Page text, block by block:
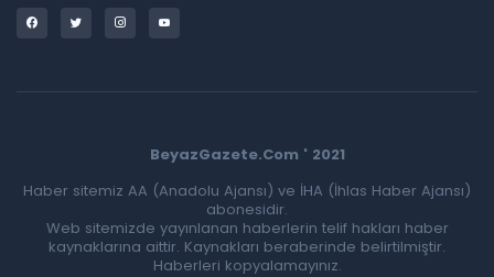
BeyazGazete.Com ' 2021
Haber sitemiz AA (Anadolu Ajansı) ve İHA (İhlas Haber Ajansı)
abonesidir.
Web sitemizde yayınlanan haberlerin telif hakları haber
kaynaklarına aittir. Kaynakları beraberinde belirtilmiştir.
Haberleri kopyalamayınız.